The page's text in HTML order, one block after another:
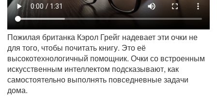
Пожилая британка Кэрол Грейг надевает эти очки не
для того, чтобы почитать книгу. Это её
высокотехнологичный помощник. Очки со встроенным
искусственным интеллектом подсказывают, как
самостоятельно выполнять повседневные задачи
дома.